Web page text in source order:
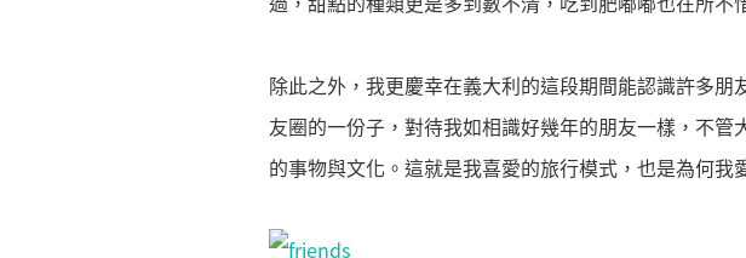
除此之外，我更慶幸在義大利的這段期間能認識許多
友圈的一份子，對待我如相識好幾年的朋友一樣，不
的事物與文化。這就是我喜愛的旅行模式，也是為何